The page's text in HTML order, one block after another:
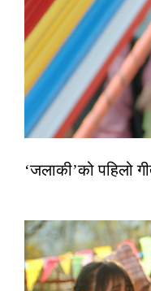
‘जलाकी’को पहिलो